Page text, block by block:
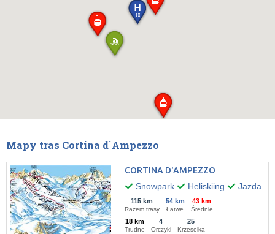
Mapy tras Cortina d`Ampezzo
CORTINA D'AMPEZZO
Snowpark
Heliskiing Jazda po
115 km
Razem trasy
54 km
Łatwe
43 km
Średnie
18 km
Trudne
4
Orczyki
25
Krzesełka